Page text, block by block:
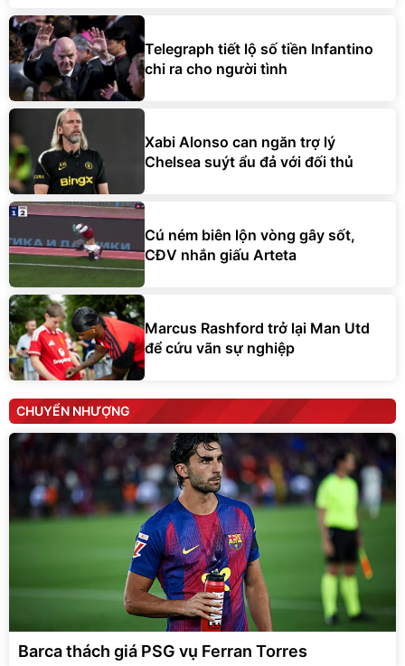
Telegraph tiết lộ số tiền Infantino
chi ra cho người tình
Xabi Alonso can ngăn trợ lý
Chelsea suýt ẩu đả với đối thủ
Cú ném biên lộn vòng gây sốt,
CĐV nhắn giấu Arteta
Marcus Rashford trở lại Man Utd
để cứu vãn sự nghiệp
CHUYỂN NHƯỢNG
Barca thách giá PSG vụ Ferran Torres